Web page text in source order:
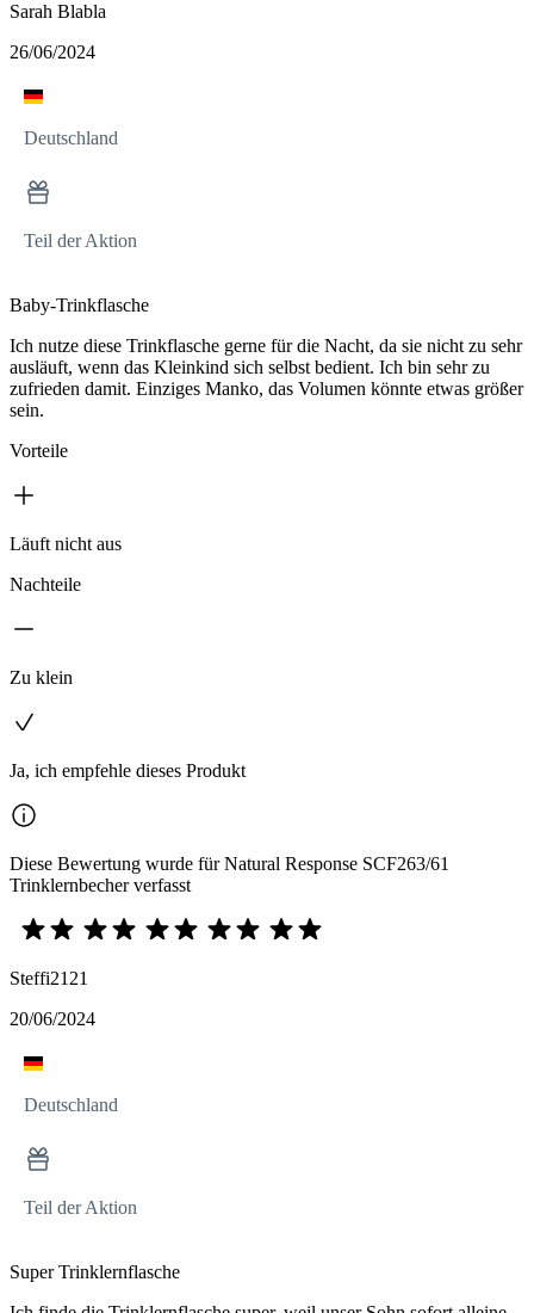
Sarah Blabla
26/06/2024
Deutschland
Teil der Aktion
Baby-Trinkflasche
Ich nutze diese Trinkflasche gerne für die Nacht, da sie nicht zu sehr
ausläuft, wenn das Kleinkind sich selbst bedient. Ich bin sehr zu
zufrieden damit. Einziges Manko, das Volumen könnte etwas größer
sein.
Vorteile
Läuft nicht aus
Nachteile
Zu klein
Ja, ich empfehle dieses Produkt
Diese Bewertung wurde für Natural Response SCF263/61
Trinklernbecher verfasst
Steffi2121
20/06/2024
Deutschland
Teil der Aktion
Super Trinklernflasche